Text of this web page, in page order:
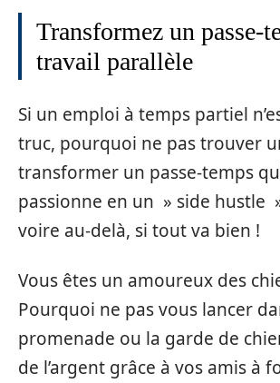
Transformez un passe-
travail parallèle
Si un emploi à temps partiel
truc, pourquoi ne pas trouver
transformer un passe-temps
passionne en un » side hustle
voire au-delà, si tout va bien !
Vous êtes un amoureux des
Pourquoi ne pas vous lancer
promenade ou la garde de
de l’argent grâce à vos amis à